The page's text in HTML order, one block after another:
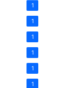
1
1
1
1
1
1